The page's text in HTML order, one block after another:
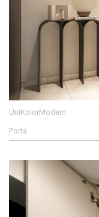
UniKolorModern
Porta